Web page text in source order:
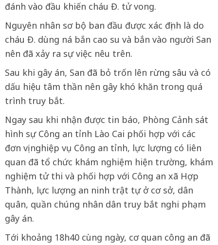
đánh vào đầu khiến cháu Đ. tử vong.
Nguyên nhân sơ bộ ban đầu được xác định là do
cháu Đ. dùng ná bắn cao su và bắn vào người San
nên đã xảy ra sự việc nêu trên.
Sau khi gây án, San đã bỏ trốn lên rừng sâu và có
dấu hiệu tâm thần nên gây khó khăn trong quá
trình truy bắt.
Ngay sau khi nhận được tin báo, Phòng Cảnh sát
hình sự Công an tỉnh Lào Cai phối hợp với các
đơn vị nghiệp vụ Công an tỉnh, lực lượng có liên
quan đã tổ chức khám nghiệm hiện trường, khám
nghiệm tử thi và phối hợp với Công an xã Hợp
Thành, lực lượng an ninh trật tự ở cơ sở, dân
quân, quần chúng nhân dân truy bắt nghi phạm
gây án.
Tới khoảng 18h40 cùng ngày, cơ quan công an đã